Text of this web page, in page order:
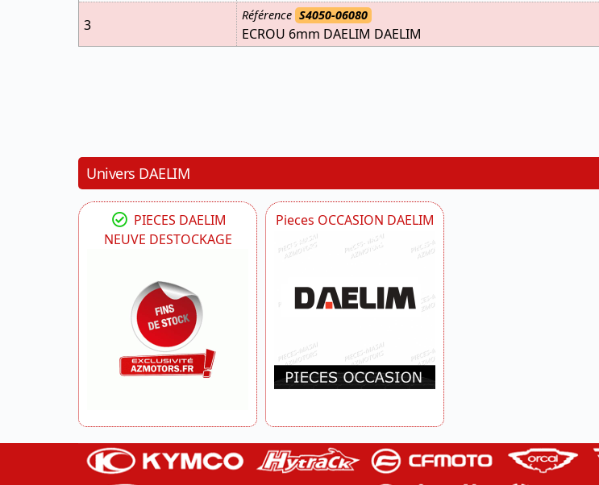
3
Référence S4050-06080
ECROU 6mm DAELIM DAELIM
Univers DAELIM
PIECES DAELIM
NEUVE DESTOCKAGE
Pieces OCCASION DAELIM